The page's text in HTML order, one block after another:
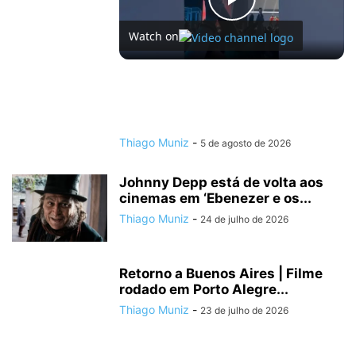
Play
Video
Watch on
Thiago Muniz - 5 de agosto de 2026
Johnny Depp está de volta aos
cinemas em ‘Ebenezer e os...
Thiago Muniz - 24 de julho de 2026
Retorno a Buenos Aires | Filme
rodado em Porto Alegre...
Thiago Muniz - 23 de julho de 2026